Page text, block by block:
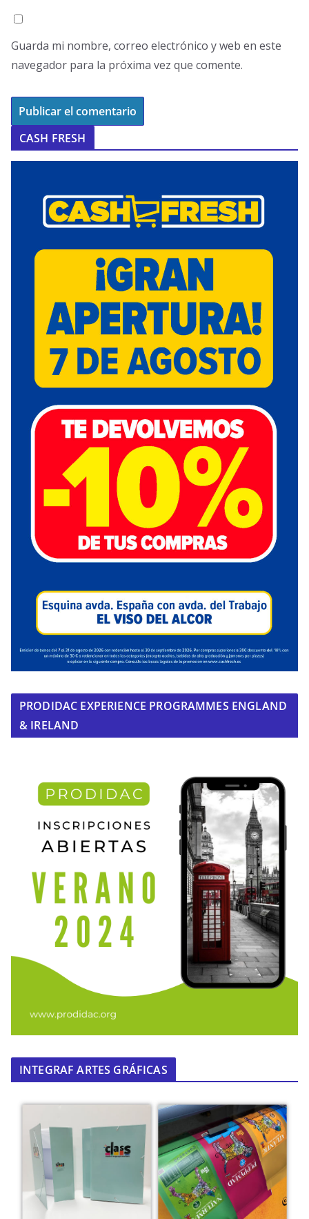
Guarda mi nombre, correo electrónico y web en este
navegador para la próxima vez que comente.
CASH FRESH
PRODIDAC EXPERIENCE PROGRAMMES ENGLAND
& IRELAND
INTEGRAF ARTES GRÁFICAS